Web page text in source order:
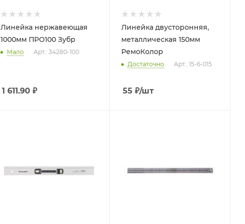
Линейка нержавеющая
1000мм ПРО100 Зубр
Мало Арт.: 34280-100
1 611.90₽
Линейка двусторонняя,
металлическая 150мм
РемоКолор
Достаточно Арт.: 15-6-015
55 ₽/шт